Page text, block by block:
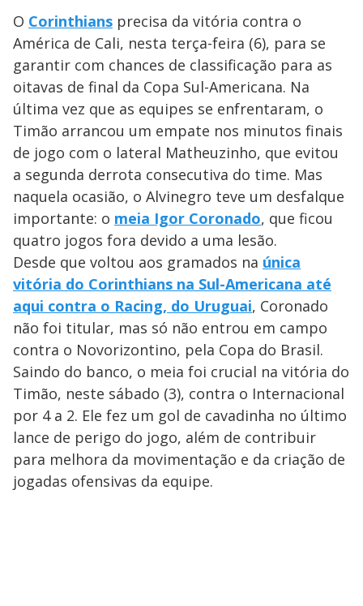
O Corinthians precisa da vitória contra o
América de Cali, nesta terça-feira (6), para se
garantir com chances de classificação para as
oitavas de final da Copa Sul-Americana. Na
última vez que as equipes se enfrentaram, o
Timão arrancou um empate nos minutos finais
de jogo com o lateral Matheuzinho, que evitou
a segunda derrota consecutiva do time. Mas
naquela ocasião, o Alvinegro teve um desfalque
importante: o meia Igor Coronado, que ficou
quatro jogos fora devido a uma lesão.
Desde que voltou aos gramados na única
vitória do Corinthians na Sul-Americana até
aqui contra o Racing, do Uruguai, Coronado
não foi titular, mas só não entrou em campo
contra o Novorizontino, pela Copa do Brasil.
Saindo do banco, o meia foi crucial na vitória do
Timão, neste sábado (3), contra o Internacional
por 4 a 2. Ele fez um gol de cavadinha no último
lance de perigo do jogo, além de contribuir
para melhora da movimentação e da criação de
jogadas ofensivas da equipe.